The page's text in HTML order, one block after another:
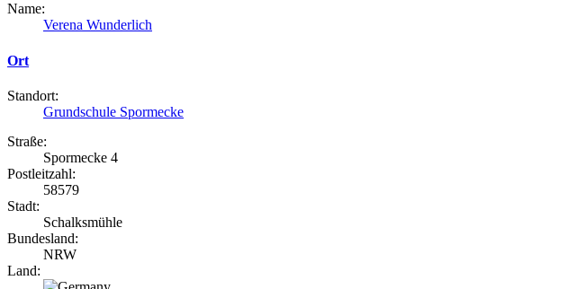
Name:
Verena Wunderlich
Ort
Standort:
Grundschule Spormecke
Straße:
Spormecke 4
Postleitzahl:
58579
Stadt:
Schalksmühle
Bundesland:
NRW
Land: